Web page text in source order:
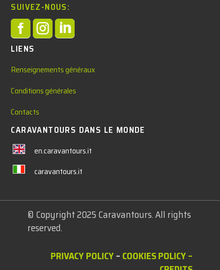
SUIVEZ-NOUS:

LIENS
Renseignements généraux
Conditions générales
Contacts
CARAVANTOURS DANS LE MONDE
en.caravantours.it
caravantours.it
© Copyright 2025 Caravantours. All rights
reserved.
PRIVACY POLICY– COOKIES POLICY–